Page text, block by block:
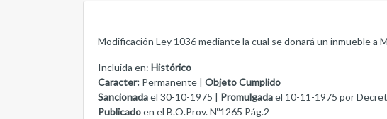
Modificación Ley 1036 mediante la cual se donará un inmueble a
Incluida en: Histórico
Caracter: Permanente | Objeto Cumplido
Sancionadael 30-10-1975 | Promulgadael 10-11-1975 por
Publicadoen el B.O.Prov. Nº1265 Pág.2